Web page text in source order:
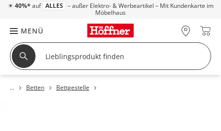
☀ 40%* auf ALLES – außer Elektro- & Werbeartikel – Mit Kundenkarte im
Möbelhaus
MENÜ
Betten Bettgestelle